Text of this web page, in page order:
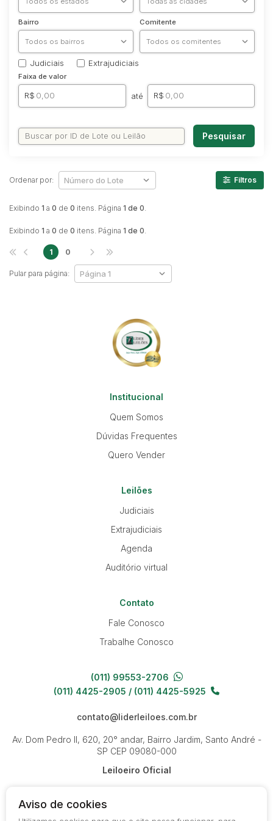
Caminhonetes
Carros
Máquina Varredeira
Motos
Pá Carregadeira
SUV
Bairro Comitente
Judiciais Extrajudiciais
Faixa de valor
R$ até R$
Pesquisar
Exibindo 1 a 0 de 0 itens. Página 1 de 0.
Ordenar por: Filtros
Exibindo 1 a 0 de 0 itens. Página 1 de 0.
Pular para página:
1 0
Institucional
Quem Somos
Dúvidas Frequentes
Quero Vender
Leilões
Judiciais
Extrajudiciais
Agenda
Auditório virtual
Contato
Fale Conosco
Trabalhe Conosco
(011) 99553-2706
(011) 4425-2905 / (011) 4425-5925
contato@liderleiloes.com.br
Av. Dom Pedro II, 620, 20° andar, Bairro Jardim, Santo André -
SP CEP 09080-000
Leiloeiro Oficial
Aviso de cookies